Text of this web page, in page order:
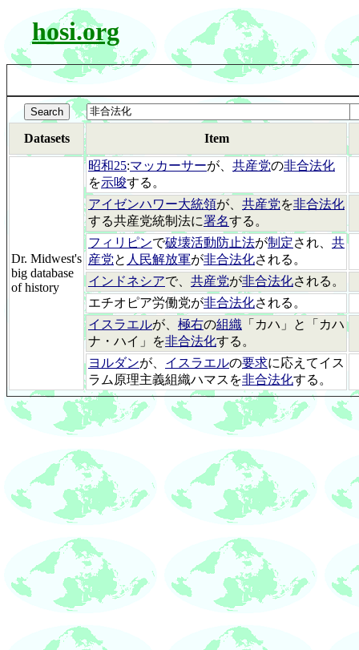
hosi.org
Datasets Item
Dr. Midwest's
big database
of history
昭和25:マッカーサーが、 共産党の非合法化
を示唆する。
アイゼンハワー大統領が、 共産党を非合法化
する共産党統制法に署名する。
フィリピンで破壊活動防止法が制定され、 共
産党と 人民解放軍が非合法化される。
インドネシアで、 共産党が非合法化される。
エチオピア労働党が非合法化される。
イスラエルが、 極右の組織 「カハ」と「カハ
ナ・ハイ」を非合法化する。
ヨルダンが、 イスラエルの要求に応えてイス
ラム原理主義組織ハマスを非合法化する。